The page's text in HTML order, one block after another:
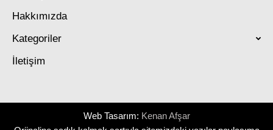
Hakkımızda
Kategoriler
İletişim
Web Tasarım: Kenan Afşar